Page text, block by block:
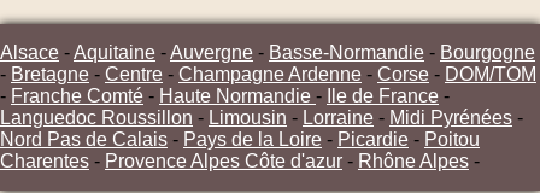
Alsace -Aquitaine -Auvergne - Basse-Normandie - Bourgogne
- Bretagne - Centre - Champagne Ardenne - Corse - DOM/TOM
- Franche Comté - Haute Normandie - Ile de France -
Languedoc Roussillon - Limousin - Lorraine - Midi Pyrénées -
Nord Pas de Calais - Pays de la Loire - Picardie - Poitou
Charentes - Provence Alpes Côte d'azur - Rhône Alpes -